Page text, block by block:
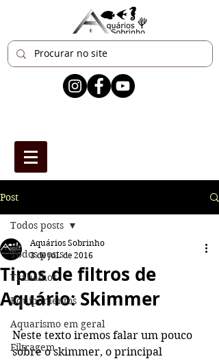
Post
Todos posts
Trabalhos
Equipamentos
Aquarismo em geral
Filtragem
Todos posts
Tipos de filtros de
Aquário: Skimmer
Aquários Sobrinho
3 de jul. de 2016
Neste texto iremos falar um pouco
sobre o skimmer, o principal